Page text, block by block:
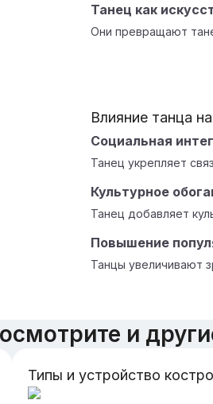
Танец как
Они превращают
Влияние танца
Социальная
Танец укрепляет
Культурное
Танец добавляет
Повышение
Танцы увеличивают
и
Типы и устройство